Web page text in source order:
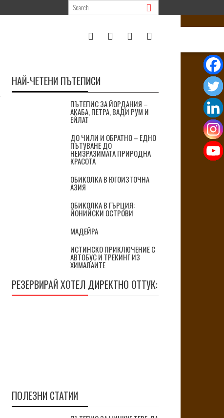
НАЙ-ЧЕТЕНИ ПЪТЕПИСИ
ПЪТЕПИС ЗА ЙОРДАНИЯ –
АКАБА, ПЕТРА, ВАДИ РУМ И
ЕЙЛАТ
ДО ЧИЛИ И ОБРАТНО – ЕДНО
ПЪТУВАНЕ ДО
НЕИЗРАЗИМАТА ПРИРОДНА
КРАСОТА
ОБИКОЛКА В ЮГОИЗТОЧНА
АЗИЯ
ОБИКОЛКА В ГЪРЦИЯ:
ЙОНИЙСКИ ОСТРОВИ
МАДЕЙРА
ИСТИНСКО ПРИКЛЮЧЕНИЕ С
АВТОБУС И ТРЕКИНГ ИЗ
ХИМАЛАИТЕ
РЕЗЕРВИРАЙ ХОТЕЛ ДИРЕКТНО ОТТУК:
ПОЛЕЗНИ СТАТИИ